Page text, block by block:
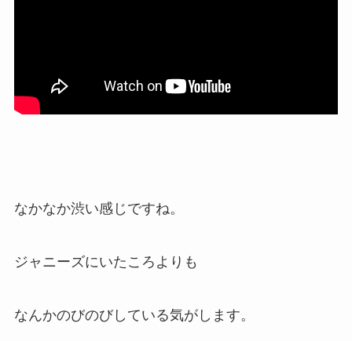
なかなか渋い感じですね。
ジャニーズにいたころよりも
なんかのびのびしている気がします。